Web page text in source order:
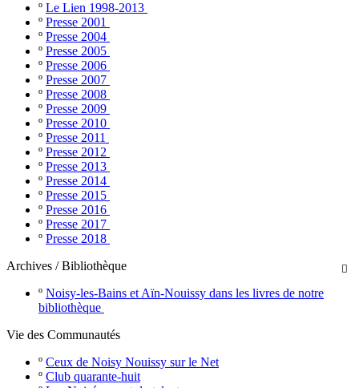
º Le Lien 1998-2013
º Presse 2001
º Presse 2004
º Presse 2005
º Presse 2006
º Presse 2007
º Presse 2008
º Presse 2009
º Presse 2010
º Presse 2011
º Presse 2012
º Presse 2013
º Presse 2014
º Presse 2015
º Presse 2016
º Presse 2017
º Presse 2018

Archives / Bibliothèque
º Noisy-les-Bains et Aïn-Nouissy dans les livres de notre
bibliothèque
Vie des Communautés
º Ceux de Noisy Nouissy sur le Net
º Club quarante-huit